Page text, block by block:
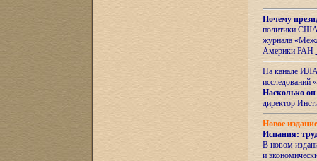
Почему
политики США
журнала
Америки РАН
На канале ИЛА
исследований «
Насколько он
директор
Новое
Испания:
В новом
и